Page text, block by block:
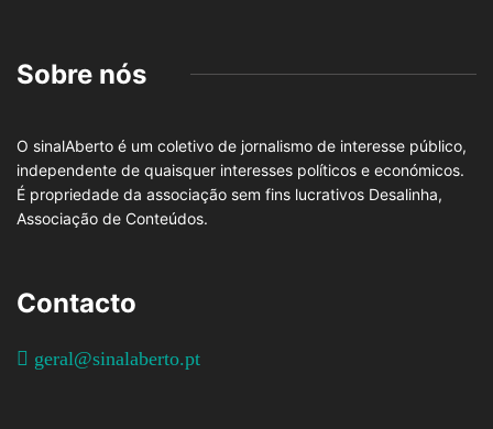
Sobre nós
O sinalAberto é um coletivo de jornalismo de interesse público,
independente de quaisquer interesses políticos e económicos.
É propriedade da associação sem fins lucrativos Desalinha,
Associação de Conteúdos.
Contacto
geral@sinalaberto.pt